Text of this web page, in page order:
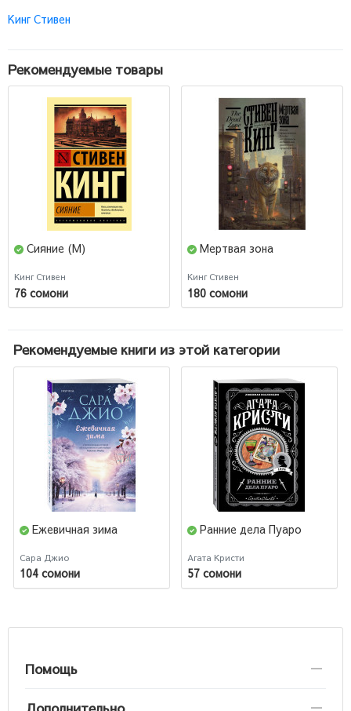
Кинг Стивен
Рекомендуемые товары
Сияние (М)
Кинг Стивен
76 сомони
Мертвая зона
Кинг Стивен
180 сомони
Рекомендуемые книги из этой категории
Ежевичная зима
Сара Джио
104 сомони
Ранние дела Пуаро
Агата Кристи
57 сомони
Помощь